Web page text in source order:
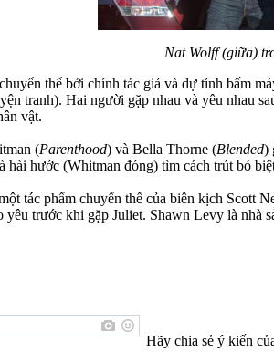
Nat Wolff (giữa)
thể bởi chính tác giả và dự tính bấm
tranh). Hai người gặp nhau và yêu nhau
vật.
(Parenthood) và Bella Thorne (Blended)
hài hước (Whitman đóng) tìm cách trút bỏ
tác phẩm chuyển thể của biên kịch Scott
trước khi gặp Juliet. Shawn Levy là nhà
Hãy chia sẻ ý kiến